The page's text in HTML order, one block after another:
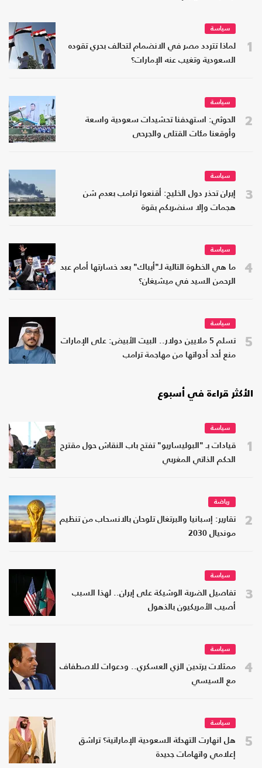
1
سياسة
لماذا تتردد مصر في الانضمام لتحالف بحري تقوده
السعودية وتغيب عنه الإمارات؟
2
سياسة
الحوثي: استهدفنا تحشيدات سعودية واسعة
وأوقعنا مئات القتلى والجرحى
3
سياسة
إيران تحذر دول الخليج: أقنعوا ترامب بعدم شن
هجمات وإلا سنضربكم بقوة
4
سياسة
ما هي الخطوة التالية لـ"أيباك" بعد خسارتها أمام عبد
الرحمن السيد في ميشيغان؟
5
سياسة
تسلم 5 ملايين دولار.. البيت الأبيض: على الإمارات
منع أحد أدواتها من مهاجمة ترامب
الأكثر قراءة في أسبوع
1
سياسة
قيادات بـ "البوليساريو" تفتح باب النقاش حول مقترح
الحكم الذاتي المغربي
2
رياضة
تقارير: إسبانيا والبرتغال تلوحان بالانسحاب من تنظيم
مونديال 2030
3
سياسة
تفاصيل الضربة الوشيكة على إيران.. لهذا السبب
أصيب الأمريكيون بالذهول
4
سياسة
ممثلات يرتدين الزي العسكري.. ودعوات للاصطفاف
مع السيسي
5
سياسة
هل انهارت التهدئة السعودية الإماراتية؟ تراشق
إعلامي واتهامات جديدة